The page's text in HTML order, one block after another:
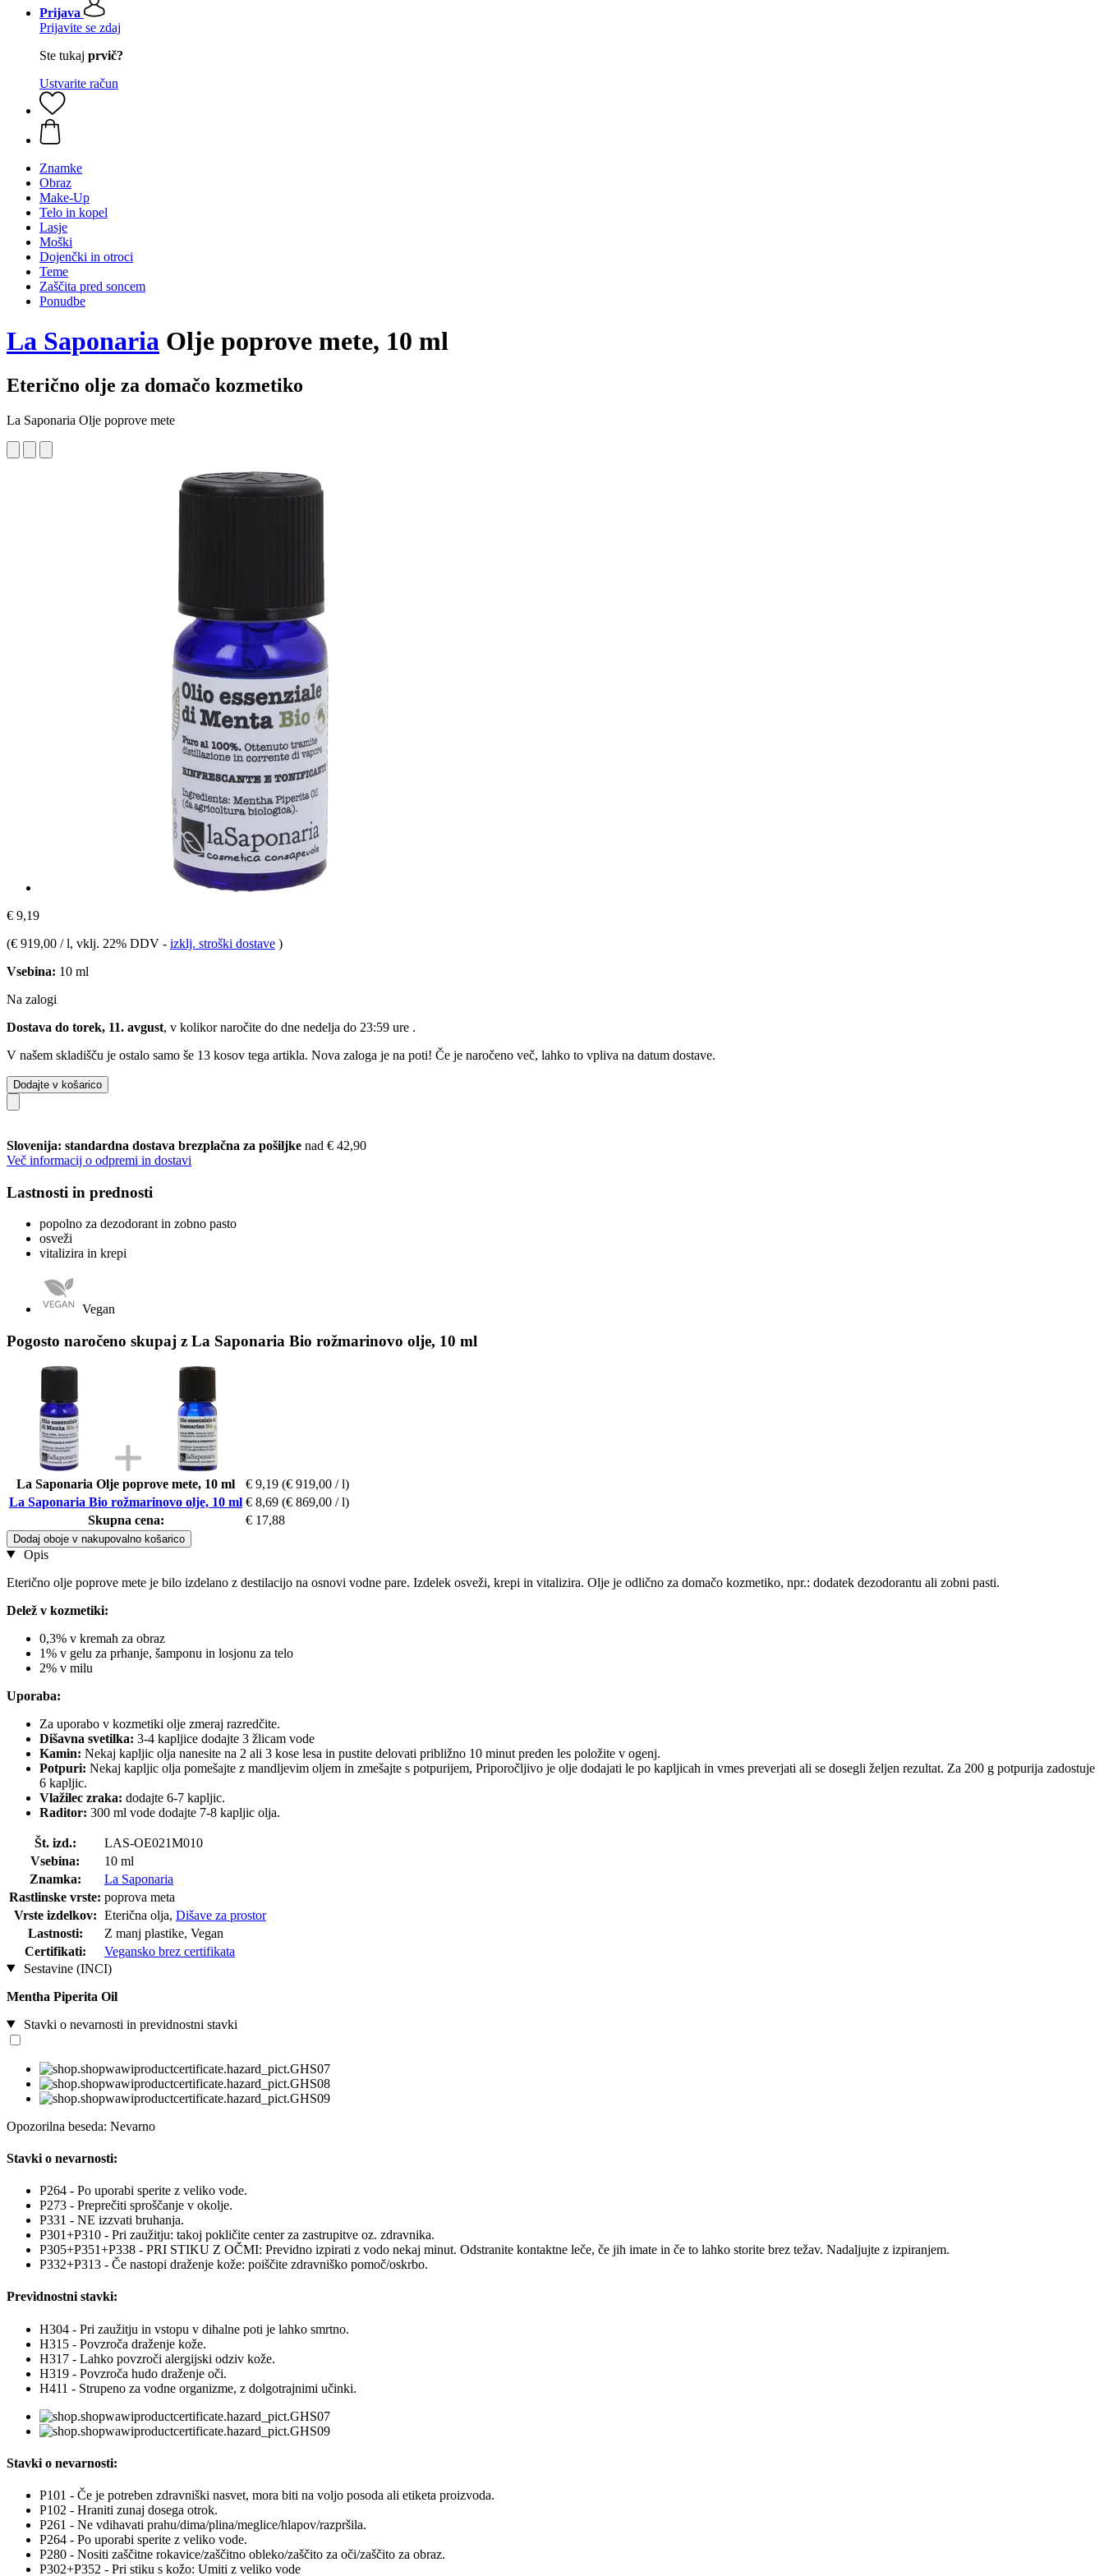
Prijava
Prijavite se zdaj
Ste tukaj prvič?
Ustvarite račun
Znamke
Obraz
Make-Up
Telo in kopel
Lasje
Moški
Dojenčki in otroci
Teme
Zaščita pred soncem
Ponudbe
La Saponaria Olje poprove mete, 10 ml
Eterično olje za domačo kozmetiko
La Saponaria Olje poprove mete
€ 9,19
(€ 919,00 / l, vklj. 22% DDV - izklj. stroški dostave )
Vsebina: 10 ml
Na zalogi
Dostava do torek, 11. avgust, v kolikor naročite do dne nedelja do 23:59 ure .
V našem skladišču je ostalo samo še 13 kosov tega artikla. Nova zaloga je na poti! Če je naročeno več, lahko to vpliva na datum dostave.
Dodajte v košarico
Slovenija: standardna dostava brezplačna za pošiljke nad € 42,90
Več informacij o odpremi in dostavi
Lastnosti in prednosti
popolno za dezodorant in zobno pasto
osveži
vitalizira in krepi
Vegan
Pogosto naročeno skupaj z La Saponaria Bio rožmarinovo olje, 10 ml
La Saponaria Olje poprove mete, 10 ml € 9,19 (€ 919,00 / l)
La Saponaria Bio rožmarinovo olje, 10 ml € 8,69 (€ 869,00 / l)
Skupna cena:
€ 17,88
Dodaj oboje v nakupovalno košarico
Opis
Eterično olje poprove mete je bilo izdelano z destilacijo na osnovi vodne pare. Izdelek osveži, krepi in vitalizira. Olje je odlično za domačo kozmetiko, npr.: dodatek dezodorantu ali zobni pasti.
Delež v kozmetiki:
0,3% v kremah za obraz
1% v gelu za prhanje, šamponu in losjonu za telo
2% v milu
Uporaba:
Za uporabo v kozmetiki olje zmeraj razredčite.
Dišavna svetilka: 3-4 kapljice dodajte 3 žlicam vode
Kamin: Nekaj kapljic olja nanesite na 2 ali 3 kose lesa in pustite delovati približno 10 minut preden les položite v ogenj.
Potpuri: Nekaj kapljic olja pomešajte z mandljevim oljem in zmešajte s potpurijem, Priporočljivo je olje dodajati le po kapljicah in vmes preverjati ali se dosegli željen rezultat. Za 200 g potpurija zadostuje
6 kapljic.
Vlažilec zraka: dodajte 6-7 kapljic.
Raditor: 300 ml vode dodajte 7-8 kapljic olja.
Št. izd.:
LAS-OE021M010
Vsebina:
10 ml
Znamka:
La Saponaria
Rastlinske vrste: poprova meta
Vrste izdelkov: Eterična olja, Dišave za prostor
Lastnosti:
Z manj plastike, Vegan
Certifikati:
Vegansko brez certifikata
Sestavine (INCI)
Mentha Piperita Oil
Stavki o nevarnosti in previdnostni stavki
Opozorilna beseda: Nevarno
Stavki o nevarnosti:
P264 - Po uporabi sperite z veliko vode.
P273 - Preprečiti sproščanje v okolje.
P331 - NE izzvati bruhanja.
P301+P310 - Pri zaužitju: takoj pokličite center za zastrupitve oz. zdravnika.
P305+P351+P338 - PRI STIKU Z OČMI: Previdno izpirati z vodo nekaj minut. Odstranite kontaktne leče, če jih imate in če to lahko storite brez težav. Nadaljujte z izpiranjem.
P332+P313 - Če nastopi draženje kože: poiščite zdravniško pomoč/oskrbo.
Previdnostni stavki:
H304 - Pri zaužitju in vstopu v dihalne poti je lahko smrtno.
H315 - Povzroča draženje kože.
H317 - Lahko povzroči alergijski odziv kože.
H319 - Povzroča hudo draženje oči.
H411 - Strupeno za vodne organizme, z dolgotrajnimi učinki.
Stavki o nevarnosti:
P101 - Če je potreben zdravniški nasvet, mora biti na voljo posoda ali etiketa proizvoda.
P102 - Hraniti zunaj dosega otrok.
P261 - Ne vdihavati prahu/dima/plina/meglice/hlapov/razpršila.
P264 - Po uporabi sperite z veliko vode.
P280 - Nositi zaščitne rokavice/zaščitno obleko/zaščito za oči/zaščito za obraz.
P302+P352 - Pri stiku s kožo: Umiti z veliko vode